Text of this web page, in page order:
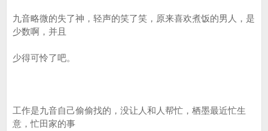
九音略微的失了神，轻声的笑了笑，原来喜欢煮饭的男人，是
少数啊，并且
少得可怜了吧。
工作是九音自己偷偷找的，没让人和人帮忙，栖墨最近忙生
意，忙田家的事